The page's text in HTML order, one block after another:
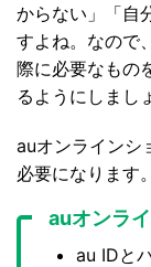
からない」「自
すよね。なので
際に必要なもの
るようにしまし
auオンラインシ
必要になります。
auオンラ
au IDと